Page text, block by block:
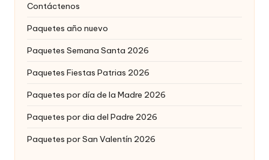
Contáctenos
Paquetes año nuevo
Paquetes Semana Santa 2026
Paquetes Fiestas Patrias 2026
Paquetes por día de la Madre 2026
Paquetes por dia del Padre 2026
Paquetes por San Valentín 2026